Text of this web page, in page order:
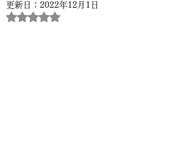
更新日： 2022年12月1日
5つ星のうちNaNと評価されています。